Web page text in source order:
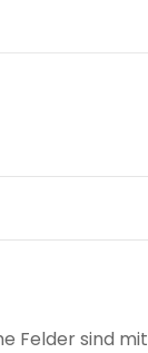
Felder sind mit